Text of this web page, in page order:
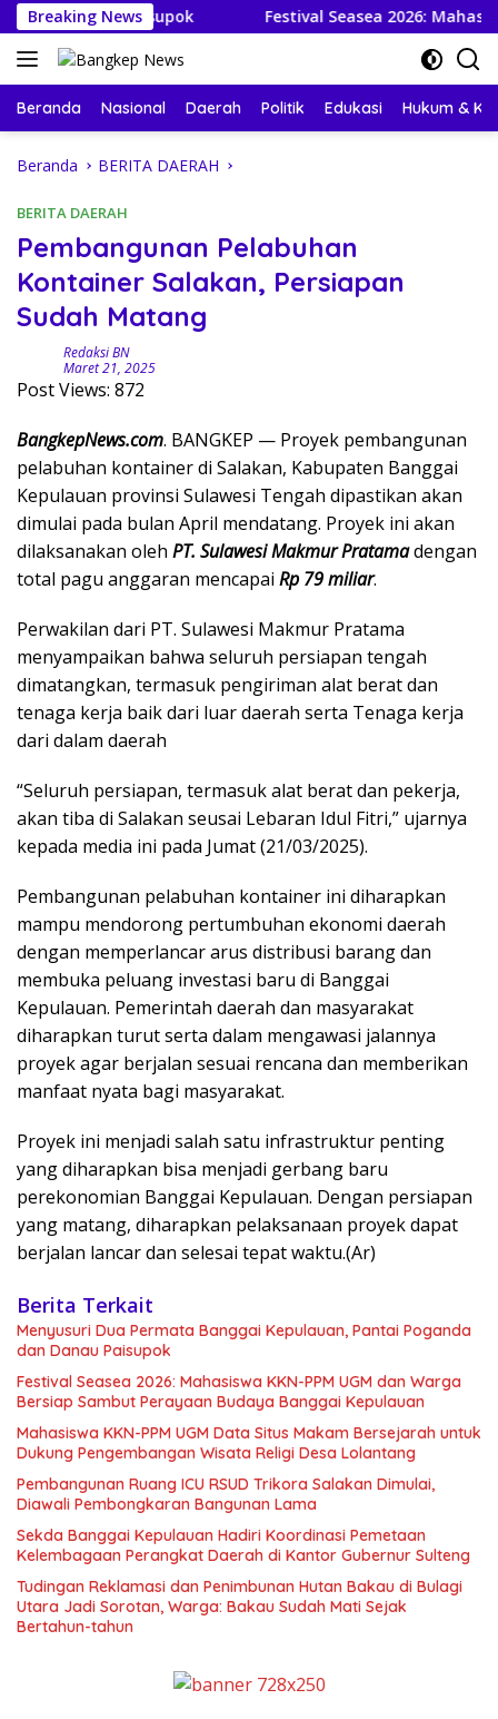
Langsung
ke
konten
Breaking News
Paisupok Festival Seasea 2026: Mahasiswa
Beranda Nasional Daerah Politik Edukasi Hukum &
Beranda BERITA DAERAH
BERITA DAERAH
Pembangunan Pelabuhan
Kontainer Salakan, Persiapan
Sudah Matang
Redaksi BN
Maret 21, 2025
Post Views: 872
BangkepNews.com. BANGKEP — Proyek pembangunan
pelabuhan kontainer di Salakan, Kabupaten Banggai
Kepulauan provinsi Sulawesi Tengah dipastikan akan
dimulai pada bulan April mendatang. Proyek ini akan
dilaksanakan oleh PT. Sulawesi Makmur Pratamadengan
total pagu anggaran mencapai Rp 79 miliar.
Perwakilan dari PT. Sulawesi Makmur Pratama
menyampaikan bahwa seluruh persiapan tengah
dimatangkan, termasuk pengiriman alat berat dan
tenaga kerja baik dari luar daerah serta Tenaga kerja
dari dalam daerah
“Seluruh persiapan, termasuk alat berat dan pekerja,
akan tiba di Salakan seusai Lebaran Idul Fitri,” ujarnya
kepada media ini pada Jumat (21/03/2025).
Pembangunan pelabuhan kontainer ini diharapkan
mampu mendorong pertumbuhan ekonomi daerah
dengan memperlancar arus distribusi barang dan
membuka peluang investasi baru di Banggai
Kepulauan. Pemerintah daerah dan masyarakat
diharapkan turut serta dalam mengawasi jalannya
proyek agar berjalan sesuai rencana dan memberikan
manfaat nyata bagi masyarakat.
Proyek ini menjadi salah satu infrastruktur penting
yang diharapkan bisa menjadi gerbang baru
perekonomian Banggai Kepulauan. Dengan persiapan
yang matang, diharapkan pelaksanaan proyek dapat
berjalan lancar dan selesai tepat waktu.(Ar)
Berita Terkait
Menyusuri Dua Permata Banggai Kepulauan, Pantai Poganda
dan Danau Paisupok
Festival Seasea 2026: Mahasiswa KKN-PPM UGM dan Warga
Bersiap Sambut Perayaan Budaya Banggai Kepulauan
Mahasiswa KKN-PPM UGM Data Situs Makam Bersejarah untuk
Dukung Pengembangan Wisata Religi Desa Lolantang
Pembangunan Ruang ICU RSUD Trikora Salakan Dimulai,
Diawali Pembongkaran Bangunan Lama
Sekda Banggai Kepulauan Hadiri Koordinasi Pemetaan
Kelembagaan Perangkat Daerah di Kantor Gubernur Sulteng
Tudingan Reklamasi dan Penimbunan Hutan Bakau di Bulagi
Utara Jadi Sorotan, Warga: Bakau Sudah Mati Sejak
Bertahun-tahun